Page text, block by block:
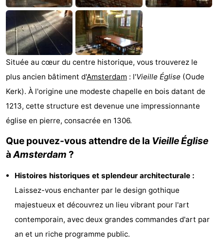
Musées
-
Monuments
-
Églises
-
Points
de
vue
Attractions
Croisières
-
Experiences
Villages
villes
guidées
Sports
Faire
Située au cœur du centre historique, vous trouverez le
plus ancien bâtiment d'Amsterdam : l'Vieille Église (Oude
Kerk). À l'origine une modeste chapelle en bois datant de
1213, cette structure est devenue une impressionnante
église en pierre, consacrée en 1306.
Que pouvez-vous attendre de la Vieille Église
à Amsterdam ?
Histoires historiques et splendeur architecturale :
Laissez-vous enchanter par le design gothique
majestueux et découvrez un lieu vibrant pour l'art
contemporain, avec deux grandes commandes d'art par
an et un riche programme public.